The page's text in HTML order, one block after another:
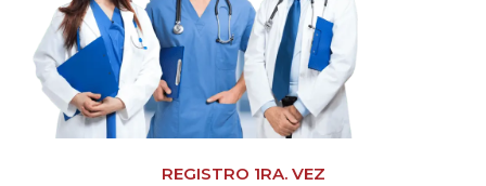
REGISTRO 1RA. VEZ